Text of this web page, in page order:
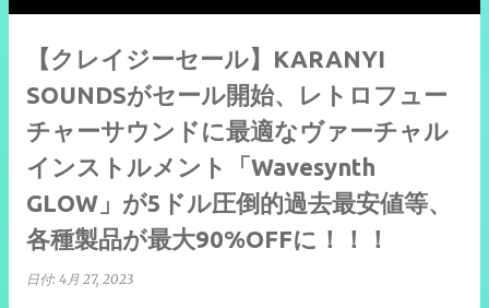
【クレイジーセール】KARANYI
SOUNDSがセール開始、レトロフュー
チャーサウンドに最適なヴァーチャル
インストルメント「Wavesynth
GLOW」が5ドル圧倒的過去最安値等、
各種製品が最大90%OFFに！！！
日付: 4月 27, 2023